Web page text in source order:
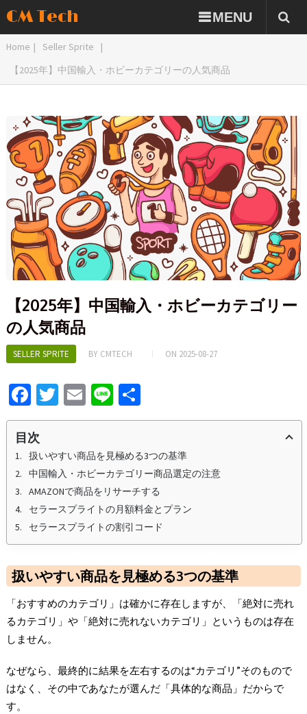
CM Tech MENU
Home | Seller Sprite
|
【2025年】中国輸入・ホビーカテゴリーの人気商品
【2025年】中国輸入・ホビーカテゴリー
の人気商品
SELLER SPRITE BY CMTECH ON 2025-08-27
Fa
ce
b
o
o
k
T
wi
er
E
m
l
Li
n
S
h
e
目次
扱いやすい商品を見極める3つの基準
中国輸入・ホビーカテゴリー商品選定の注意
AMAZONで商品をリサーチする
セラースプライトの月額料金とプラン
セラースプライトの割引コード
扱いやすい商品を見極める3つの基準
「おすすめのカテゴリ」は確かに存在しますが、「絶対に売れ
るカテゴリ」や「絶対に売れないカテゴリ」というものは存在
しません。
なぜなら、最終的に結果を左右するのは“カテゴリ”そのもので
はなく、その中であなたが選んだ「具体的な商品」だからで
す。